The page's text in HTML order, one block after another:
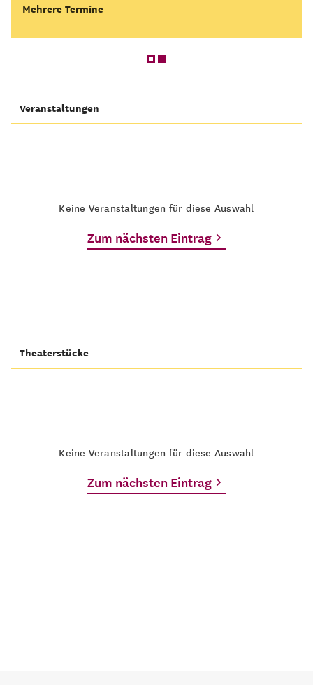
Mehrere Termine
Veranstaltungen
Keine Veranstaltungen für diese Auswahl
Zum nächsten Eintrag
Theaterstücke
Keine Veranstaltungen für diese Auswahl
Zum nächsten Eintrag